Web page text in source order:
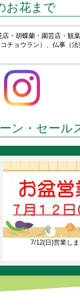
お花まで
・胡蝶蘭・園芸店・観
ョウラン）、仏事（
ン・セール
7/12(日)営業し